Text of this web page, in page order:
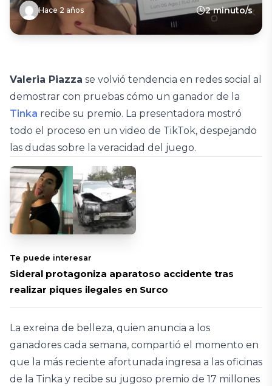
Hace 2 años 2 minuto/s
Valeria Piazza se volvió tendencia en redes social al
demostrar con pruebas cómo un ganador de la
Tinka recibe su premio. La presentadora mostró
todo el proceso en un video de TikTok, despejando
las dudas sobre la veracidad del juego.
Te puede interesar
Sideral protagoniza aparatoso accidente tras
realizar piques ilegales en Surco
La exreina de belleza, quien anuncia a los
ganadores cada semana, compartió el momento en
que la más reciente afortunada ingresa a las oficinas
de la Tinka y recibe su jugoso premio de 17 millones